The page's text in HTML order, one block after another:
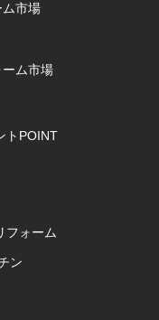
ム市場
ム市場
ト POINT
ン